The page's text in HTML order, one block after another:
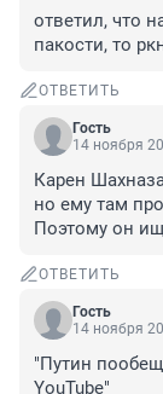
ответил, что
пакости, то
ОТВЕТИТЬ
Гость
14 ноября
Карен
но ему там
Поэтому он
ОТВЕТИТЬ
Гость
14 ноября
"Путин
YouTube"